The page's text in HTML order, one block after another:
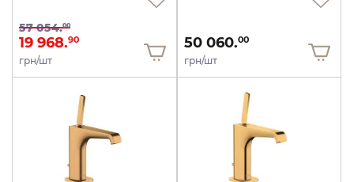
57 054.00
19 968.90
грн/шт
50 060.00
грн/шт